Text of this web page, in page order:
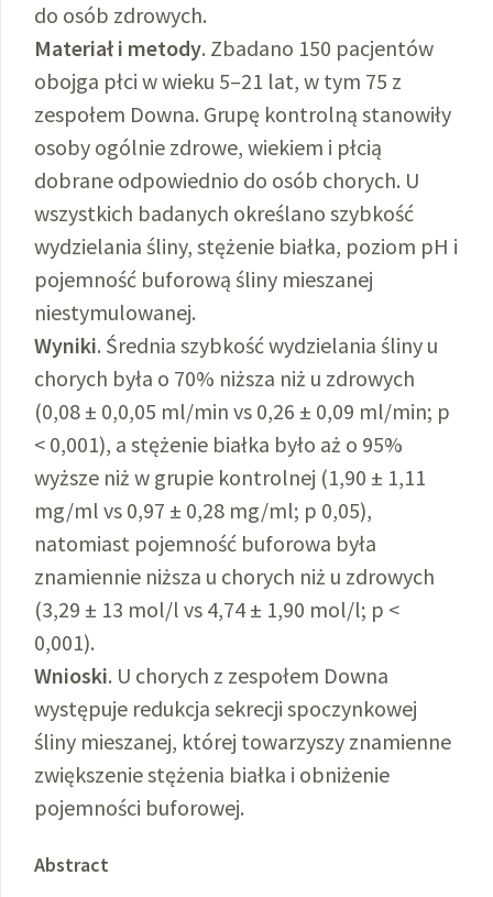
do osób zdrowych.
Materiał i metody. Zbadano 150 pacjentów
obojga płci w wieku 5–21 lat, w tym 75 z
zespołem Downa. Grupę kontrolną stanowiły
osoby ogólnie zdrowe, wiekiem i płcią
dobrane odpowiednio do osób chorych. U
wszystkich badanych określano szybkość
wydzielania śliny, stężenie białka, poziom pH i
pojemność buforową śliny mieszanej
niestymulowanej.
Wyniki. Średnia szybkość wydzielania śliny u
chorych była o 70% niższa niż u zdrowych
(0,08 ± 0,0,05 ml/min vs 0,26 ± 0,09 ml/min; p
< 0,001), a stężenie białka było aż o 95%
wyższe niż w grupie kontrolnej (1,90 ± 1,11
mg/ml vs 0,97 ± 0,28 mg/ml; p 0,05),
natomiast pojemność buforowa była
znamiennie niższa u chorych niż u zdrowych
(3,29 ± 13 mol/l vs 4,74 ± 1,90 mol/l; p <
0,001).
Wnioski. U chorych z zespołem Downa
występuje redukcja sekrecji spoczynkowej
śliny mieszanej, której towarzyszy znamienne
zwiększenie stężenia białka i obniżenie
pojemności buforowej.
Abstract